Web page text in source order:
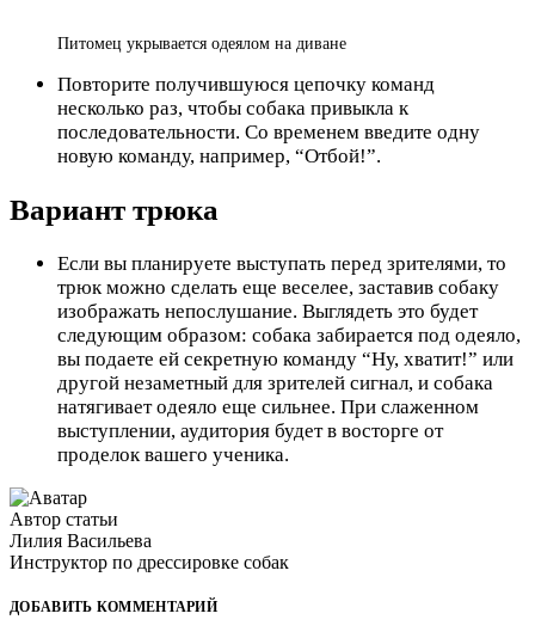
Питомец укрывается одеялом на диване
Повторите получившуюся цепочку команд
несколько раз, чтобы собака привыкла к
последовательности. Со временем введите одну
новую команду, например, “Отбой!”.
Вариант трюка
Если вы планируете выступать перед зрителями, то
трюк можно сделать еще веселее, заставив собаку
изображать непослушание. Выглядеть это будет
следующим образом: собака забирается под одеяло,
вы подаете ей секретную команду “Ну, хватит!” или
другой незаметный для зрителей сигнал, и собака
натягивает одеяло еще сильнее. При слаженном
выступлении, аудитория будет в восторге от
проделок вашего ученика.
Автор статьи
Лилия Васильева
Инструктор по дрессировке собак
ДОБАВИТЬ КОММЕНТАРИЙ